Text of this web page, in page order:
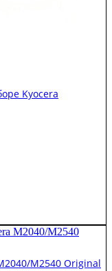
Kyocera
M2540 Original